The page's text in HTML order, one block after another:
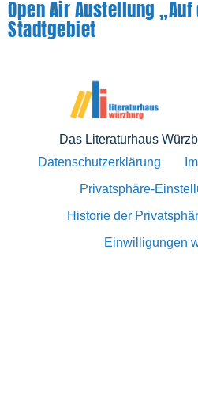
Open Air Austellung
Stadtgebiet
Das Literaturhaus
Datenschutzerklärung
Privatsphäre-
Historie der
Einwilligungen